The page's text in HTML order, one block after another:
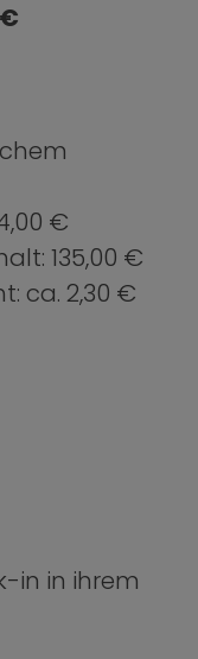
€
135,00 €
ca. 2,30 €
in in ihrem